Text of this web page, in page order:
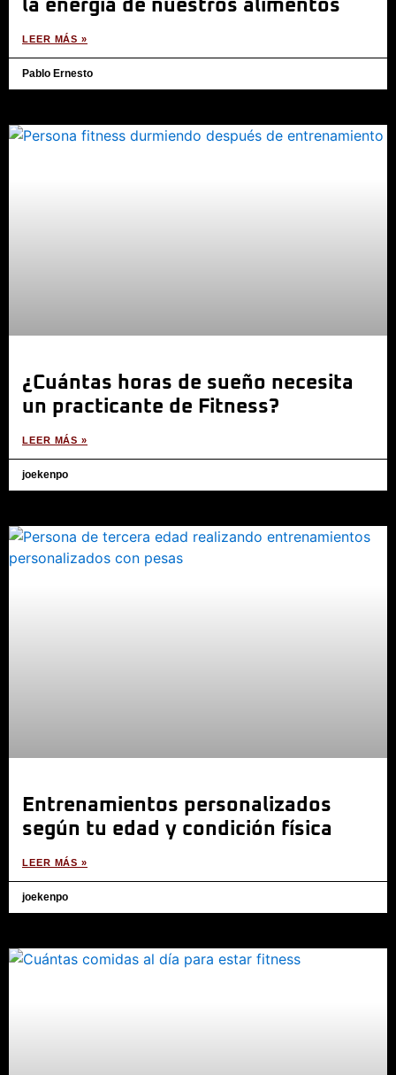
la energía de nuestros alimentos
LEER MÁS »
Pablo Ernesto
¿Cuántas horas de sueño necesita
un practicante de Fitness?
LEER MÁS »
joekenpo
Entrenamientos personalizados
según tu edad y condición física
LEER MÁS »
joekenpo